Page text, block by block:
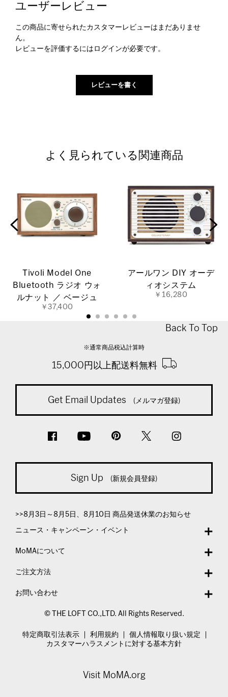
ユーザーレビュー
この商品に寄せられたカスタマーレビューはまだありませ
ん。
レビューを評価するには ログインが必要です。
よく見られている関連商品
Tivoli Model One
Bluetooth ラジオ ウォ
ルナット ／ ベージュ
￥37,400
アールワン DIY オーデ
ィオシステム
￥16,280
Back To Top
※通常商品税込計算時
15,000円以上配送料無料
Get Email Updates (メルマガ登録)
Sign Up (新規会員登録)
>>8月3日～8月5日、8月10日 商品発送休業のお知らせ
ニュース・キャンペーン・イベント
MoMAについて
ご注文方法
お問い合わせ
© THE LOFT CO.,LTD. All Rights Reserved.
特定商取引法表示 利用規約
個人情報取り扱い規定
カスタマーハラスメントに対する基本方針
Visit MoMA.org